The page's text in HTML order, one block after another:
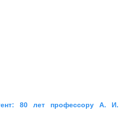
80 лет профессору А. И.